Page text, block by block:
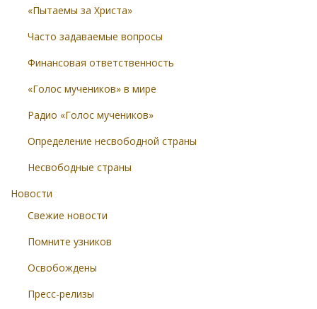
«Пытаемы за Христа»
Часто задаваемые вопросы
Финансовая ответственность
«Голос мучеников» в мире
Радио «Голос мучеников»
Определение несвободной страны
Несвободные страны
Новости
Свежие новости
Помните узников
Освобождены
Пресс-релизы